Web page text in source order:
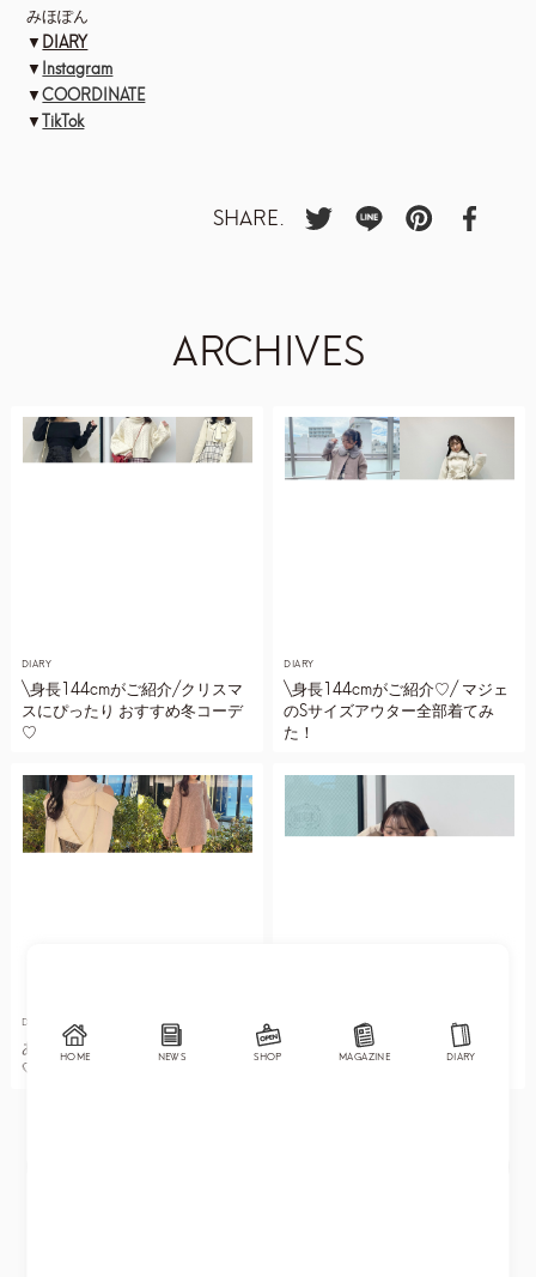
HOME NEWS SHOP MAGAZINE DIARY
みほぽん
▼DIARY
▼Instagram
▼COORDINATE
▼TikTok
SHARE.
ARCHIVES
DIARY
\身長144cmがご紹介/クリスマ
スにぴったり おすすめ冬コーデ
♡
DIARY
\身長144cmがご紹介♡/ マジェ
のSサイズアウター全部着てみ
た！
DIARY
あざと可愛いフェミニンコーデ
🤍
\身長144cmがご紹介！/ ノベル
ティブローチ使い方６選♡